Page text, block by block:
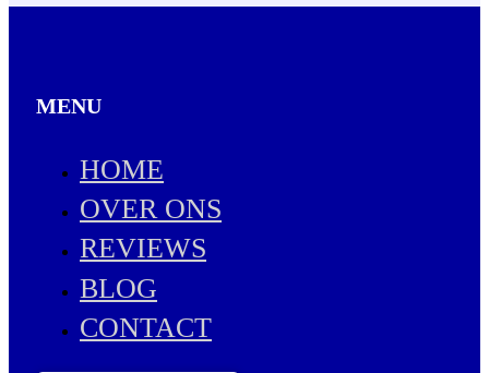
MENU
HOME
OVER ONS
REVIEWS
BLOG
CONTACT